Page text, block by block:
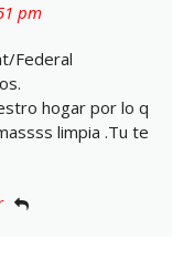
pm
Federal
hogar por lo q
limpia .Tu te